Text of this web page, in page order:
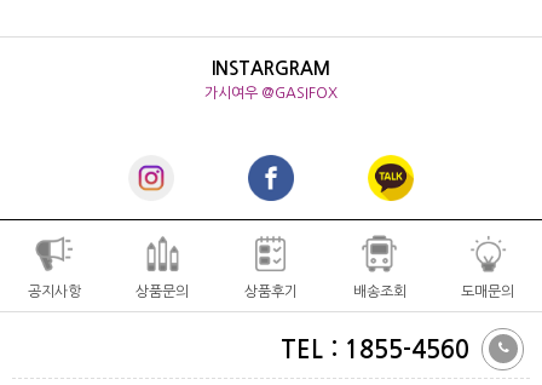
INSTARGRAM
가시여우 @GASIFOX
공지사항 상품문의 상품후기 배송조회 도매문의
TEL : 1855-4560